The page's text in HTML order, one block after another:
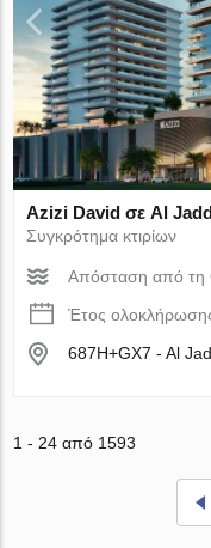
Azizi David σε Al
Συγκρότημα κτιρίων
Απόσταση από
Έτος
687H+GX7 - Al
1 - 24 από 1593